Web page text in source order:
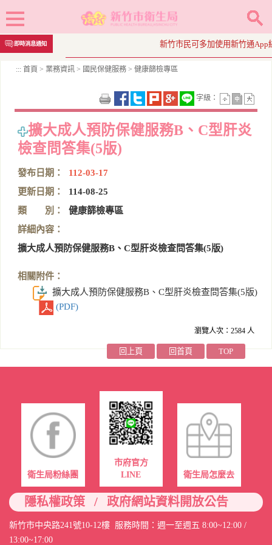
跳
到
即時消息通知 新竹市民可多加使用新竹通App
::: 首頁 > 業務資訊 > 國民保健服務 > 健康篩檢專區
字級：
擴大成人預防保健服務B、C型肝炎
檢查問答集(5版)
發布日期：
112-03-17
更新日期：
114-08-25
類 別：
健康篩檢專區
詳細內容：
擴大成人預防保健服務B、C型肝炎檢查問答集(5版)
相關附件：
擴大成人預防保健服務B、C型肝炎檢查問答集(5版)
(PDF)
瀏覽人次：2584 人
回上頁 回首頁 TOP
衛生局粉絲團
市府官方
LINE
衛生局怎麼去
隱私權政策 / 政府網站資料開放公告
新竹市中央路241號10-12樓 服務時間：週一至週五 8:00~12:00 /
13:00~17:00